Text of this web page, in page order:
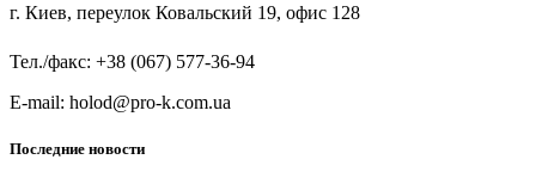
г. Киев, переулок Ковальский 19, офис 128
Тел./факс: +38 (067) 577-36-94
E-mail: holod@pro-k.com.ua
Последние новости